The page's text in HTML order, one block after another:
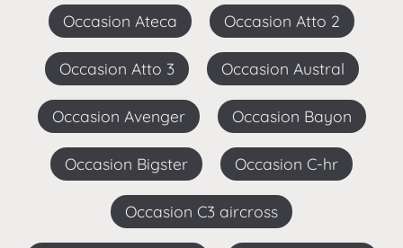
Occasion Ateca Occasion Atto 2
Occasion Atto 3 Occasion Austral
Occasion Avenger Occasion Bayon
Occasion Bigster Occasion C-hr
Occasion C3 aircross